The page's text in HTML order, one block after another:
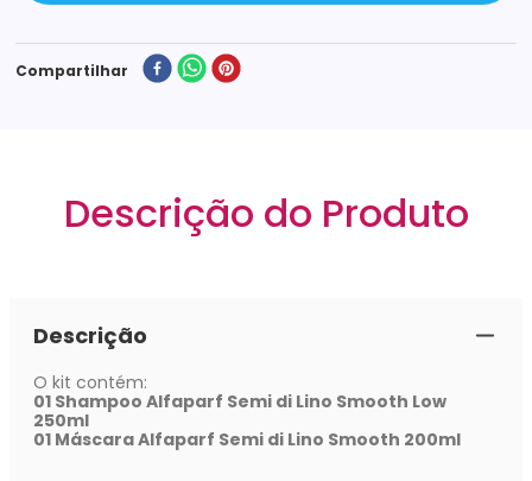
Compartilhar
Descrição do Produto
Descrição
O kit contém:
01 Shampoo Alfaparf Semi di Lino Smooth Low
250ml
01 Máscara Alfaparf Semi di Lino Smooth 200ml